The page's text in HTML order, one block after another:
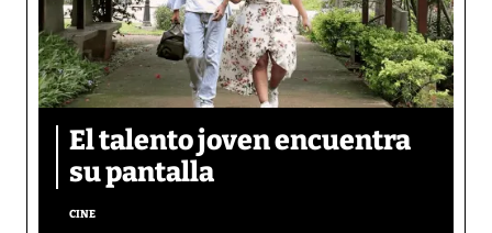
El talento joven encuentra
su pantalla​
CINE